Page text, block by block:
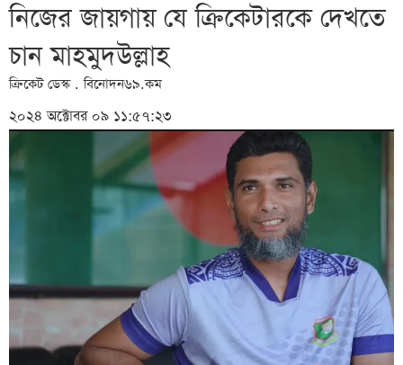
নিজের জায়গায় যে ক্রিকেটারকে দেখতে
চান মাহমুদউল্লাহ
ক্রিকেট ডেস্ক . বিনোদন৬৯.কম
২০২৪ অক্টোবর ০৯ ১১:৫৭:২৩